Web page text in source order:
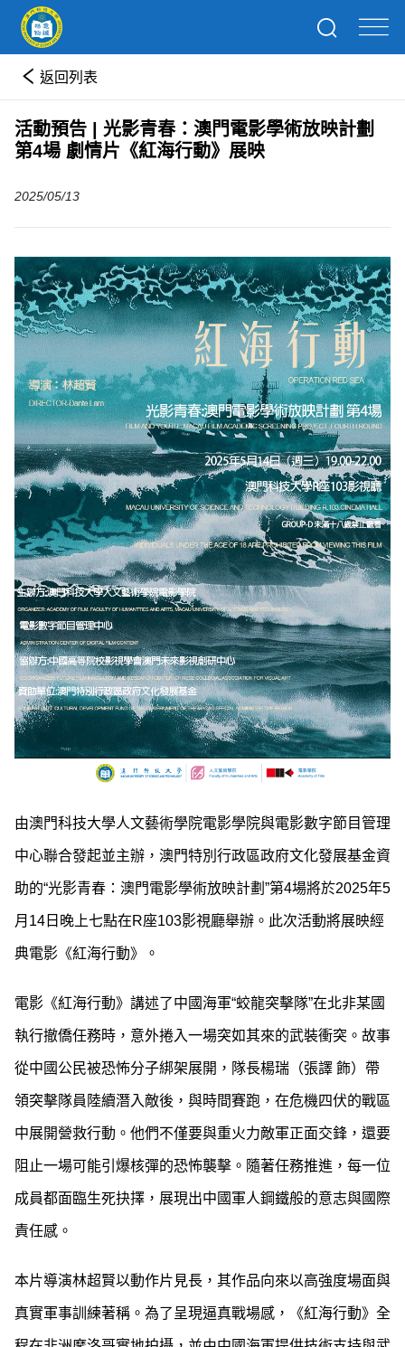
返回列表
​活動預告 | 光影青春：澳門電影學術放映計劃
第4場 劇情片《紅海行動》展映
2025/05/13
由澳門科技大學人文藝術學院電影學院與電影數字節目管理
中心聯合發起並主辦，澳門特別行政區政府文化發展基金資
助的“光影青春：澳門電影學術放映計劃”第4場將於2025年5
月14日晚上七點在R座103影視廳舉辦。此次活動將展映經
典電影《紅海行動》。
電影《紅海行動》講述了中國海軍“蛟龍突擊隊”在北非某國
執行撤僑任務時，意外捲入一場突如其來的武裝衝突。故事
從中國公民被恐怖分子綁架展開，隊長楊瑞（張譯 飾）帶
領突擊隊員陸續潛入敵後，與時間賽跑，在危機四伏的戰區
中展開營救行動。他們不僅要與重火力敵軍正面交鋒，還要
阻止一場可能引爆核彈的恐怖襲擊。隨著任務推進，每一位
成員都面臨生死抉擇，展現出中國軍人鋼鐵般的意志與國際
責任感。
本片導演林超賢以動作片見長，其作品向來以高強度場面與
真實軍事訓練著稱。為了呈現逼真戰場感，《紅海行動》全